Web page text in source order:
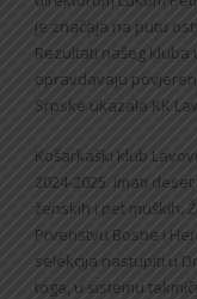
je značaja na putu
Rezultati našeg
opravdavaju
Srpske ukazala KK
Košarkaški klub
2024-2025. imati
ženskih i pet muških.
Prvenstvu Bosne i
selekcija nastupiti u
toga, u sistemu